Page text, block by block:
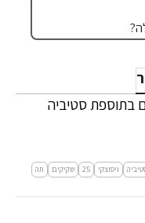
גריני מיקס 5 טעמים בתוספת סטיביה
ויסוצקי 25 שקיקים
תה